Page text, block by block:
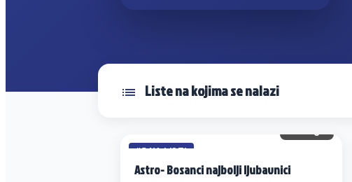
Liste na kojima se nalazi
#5 NA LISTI
Astro- Bosanci najbolji ljubavnici